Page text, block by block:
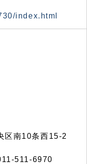
index.html
南10条西15-2
511-6970